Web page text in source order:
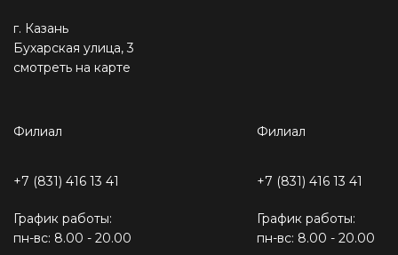
г. Казань
Бухарская улица, 3
смотреть на карте
Филиал
+7 (831) 416 13 41
График работы:
пн-вс: 8.00 - 20.00
Филиал
+7 (831) 416 13 41
График работы:
пн-вс: 8.00 - 20.00